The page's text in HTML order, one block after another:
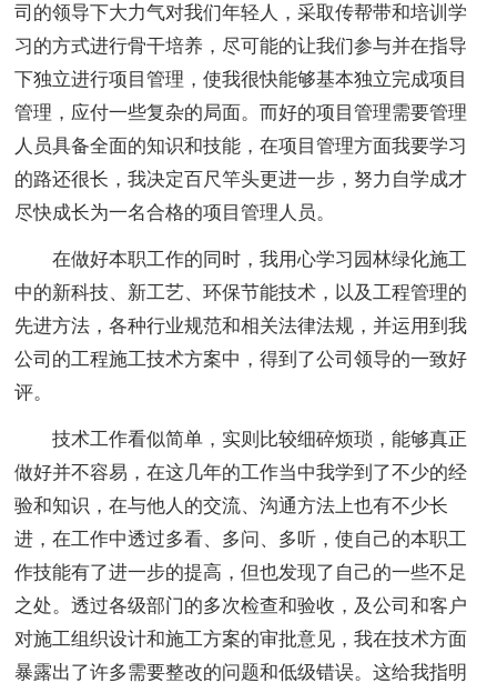
司的领导下大力气对我们年轻人，采取传帮带和培训学
习的方式进行骨干培养，尽可能的让我们参与并在指导
下独立进行项目管理，使我很快能够基本独立完成项目
管理，应付一些复杂的局面。而好的项目管理需要管理
人员具备全面的知识和技能，在项目管理方面我要学习
的路还很长，我决定百尺竿头更进一步，努力自学成才
尽快成长为一名合格的项目管理人员。
在做好本职工作的同时，我用心学习园林绿化施工
中的新科技、新工艺、环保节能技术，以及工程管理的
先进方法，各种行业规范和相关法律法规，并运用到我
公司的工程施工技术方案中，得到了公司领导的一致好
评。
技术工作看似简单，实则比较细碎烦琐，能够真正
做好并不容易，在这几年的工作当中我学到了不少的经
验和知识，在与他人的交流、沟通方法上也有不少长
进，在工作中透过多看、多问、多听，使自己的本职工
作技能有了进一步的提高，但也发现了自己的一些不足
之处。透过各级部门的多次检查和验收，及公司和客户
对施工组织设计和施工方案的审批意见，我在技术方面
暴露出了许多需要整改的问题和低级错误。这给我指明